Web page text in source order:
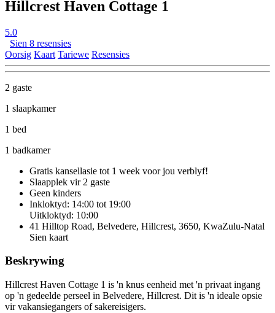
Hillcrest Haven Cottage 1
5.0
Sien 8 resensies
Oorsig Kaart Tariewe Resensies
2 gaste
1 slaapkamer
1 bed
1 badkamer
Gratis kansellasie tot 1 week voor jou verblyf!
Slaapplek vir 2 gaste
Geen kinders
Inkloktyd: 14:00 tot 19:00
Uitkloktyd: 10:00
41 Hilltop Road, Belvedere, Hillcrest, 3650, KwaZulu-Natal
Sien kaart
Beskrywing
Hillcrest Haven Cottage 1 is 'n knus eenheid met 'n privaat ingang
op 'n gedeelde perseel in Belvedere, Hillcrest. Dit is 'n ideale opsie
vir vakansiegangers of sakereisigers.